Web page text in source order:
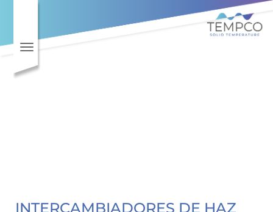
Toggle navigation
INTERCAMBIADORES DE HAZ